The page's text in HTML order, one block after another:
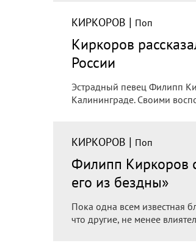
КИРКОРОВ | Поп
Киркоров
России
Эстрадный певец Филипп
Калининграде. Своими
КИРКОРОВ | Поп
Филипп Киркоров
его из бездны»
Пока одна всем известная
что другие, не менее